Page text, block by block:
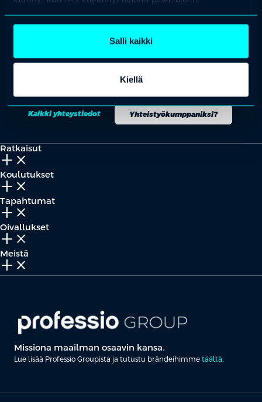
Salli kaikki
Kiellä
OTA YHTEYTTÄ
Keilaranta 1 A, 02150 Espoo
Kaikki yhteystiedot Yhteistyökumppaniksi?
Ratkaisut
add_2 close
Koulutukset
add_2 close
Tapahtumat
add_2 close
Oivallukset
add_2 close
Meistä
add_2 close
Missiona maailman osaavin kansa.
Lue lisää Professio Groupista ja tutustu brändeihimme täältä.